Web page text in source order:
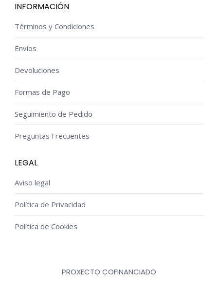
INFORMACIÓN
Términos y Condiciones
Envíos
Devoluciones
Formas de Pago
Seguimiento de Pedido
Preguntas Frecuentes
LEGAL
Aviso legal
Política de Privacidad
Política de Cookies
PROXECTO COFINANCIADO